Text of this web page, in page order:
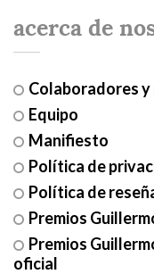
acerca de
Colaboradores y
Equipo
Manifiesto
Política de
Política de
Premios
Premios
oficial